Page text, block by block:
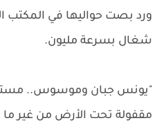
ورد بصت حواليها في المكتب
شغال بسرعة مليون.
"يونس جبان وموسوس..
مقفولة تحت الأرض من غير